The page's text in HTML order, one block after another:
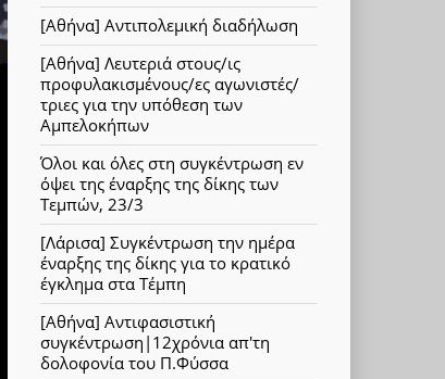
[Αθήνα] Αντιπολεμική διαδήλωση
[Αθήνα] Λευτεριά στους/ις
προφυλακισμένους/ες αγωνιστές/
τριες για την υπόθεση των
Αμπελοκήπων
Όλοι και όλες στη συγκέντρωση εν
όψει της έναρξης της δίκης των
Τεμπών, 23/3
[Λάρισα] Συγκέντρωση την ημέρα
έναρξης της δίκης για το κρατικό
έγκλημα στα Τέμπη
[Αθήνα] Αντιφασιστική
συγκέντρωση|12χρόνια απ'τη
δολοφονία του Π.Φύσσα